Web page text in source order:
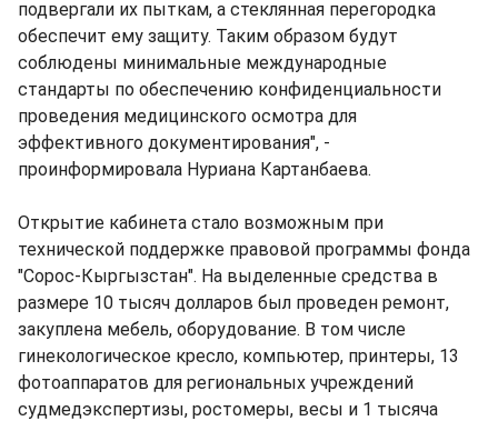
подвергали их пыткам, а стеклянная перегородка
обеспечит ему защиту. Таким образом будут
соблюдены минимальные международные
стандарты по обеспечению конфиденциальности
проведения медицинского осмотра для
эффективного документирования", -
проинформировала Нуриана Картанбаева.
Открытие кабинета стало возможным при
технической поддержке правовой программы фонда
"Сорос-Кыргызстан". На выделенные средства в
размере 10 тысяч долларов был проведен ремонт,
закуплена мебель, оборудование. В том числе
гинекологическое кресло, компьютер, принтеры, 13
фотоаппаратов для региональных учреждений
судмедэкспертизы, ростомеры, весы и 1 тысяча